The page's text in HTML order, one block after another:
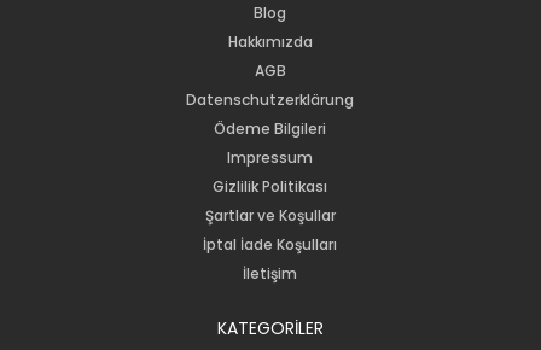
Blog
Hakkımızda
AGB
Datenschutzerklärung
Ödeme Bilgileri
Impressum
Gizlilik Politikası
Şartlar ve Koşullar
İptal İade Koşulları
İletişim
KATEGORİLER